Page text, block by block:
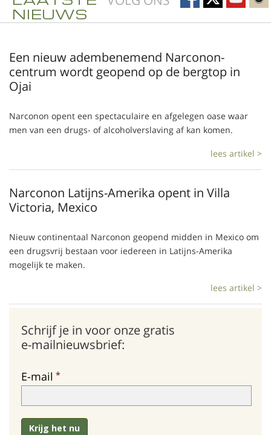
NIEUWS
Een nieuw adembenemend Narconon-
centrum wordt geopend op de bergtop in
Ojai
Narconon opent een spectaculaire en afgelegen oase waar
men van een drugs- of alcoholverslaving af kan komen.
lees artikel >
Narconon Latijns-Amerika opent in Villa
Victoria, Mexico
Nieuw continentaal Narconon geopend midden in Mexico om
een drugsvrij bestaan voor iedereen in Latijns-Amerika
mogelijk te maken.
lees artikel >
Schrijf je in voor onze gratis
e-mailnieuwsbrief:
E-mail
Krijg het nu